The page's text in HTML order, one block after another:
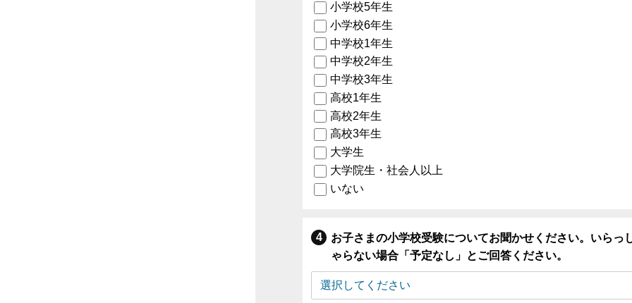
小学校5年生
小学校6年生
中学校1年生
中学校2年生
中学校3年生
高校1年生
高校2年生
高校3年生
大学生
大学院生・社会人以上
いない
お子さまの小学校受験についてお聞かせください。いらっ
ゃらない場合「予定なし」とご回答ください。